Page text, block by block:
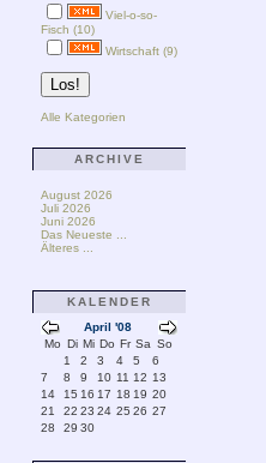
Viel-o-so-
Fisch (10)
Wirtschaft (9)
Alle Kategorien
ARCHIVE
August 2026
Juli 2026
Juni 2026
Das Neueste ...
Älteres ...
KALENDER
April '08
Mo Di Mi Do Fr Sa So
1
2 3 4 5
6
7
8 9 10 11 12 13
14
15 16 17 18 19 20
21
22 23 24 25 26 27
28
29 30